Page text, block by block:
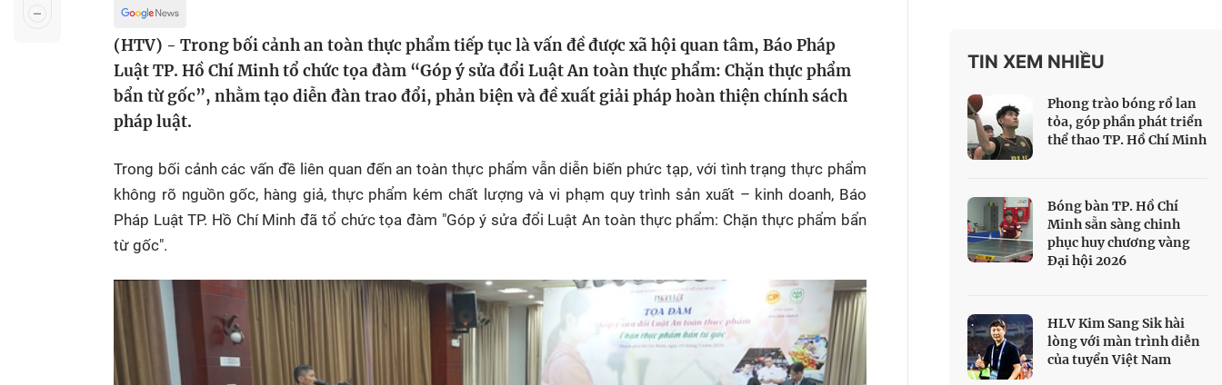
Không gian văn hóa
Hồ Chí Minh
Chuyển đổi số
Thành phố không
ngủ
Mái ấm gia đình
Việt
Các chương trình
khác
Phim truyền hình
Phim tài liệu
Made By Vietnam
Ngày hội HTV
Chung một tấm
lòng
Cuộc đua xe đạp
Cúp Truyền hình
SEA Games 33
(HTV) - Trong bối cảnh an toàn thực phẩm tiếp tục là vấn đề được xã hội quan tâm, Báo Pháp
Luật TP. Hồ Chí Minh tổ chức tọa đàm “Góp ý sửa đổi Luật An toàn thực phẩm: Chặn thực phẩm
bẩn từ gốc”, nhằm tạo diễn đàn trao đổi, phản biện và đề xuất giải pháp hoàn thiện chính sách
pháp luật.
Trong bối cảnh các vấn đề liên quan đến an toàn thực phẩm vẫn diễn biến phức tạp, với tình trạng thực phẩm
không rõ nguồn gốc, hàng giả, thực phẩm kém chất lượng và vi phạm quy trình sản xuất – kinh doanh, Báo
Pháp Luật TP. Hồ Chí Minh đã tổ chức tọa đàm "Góp ý sửa đổi Luật An toàn thực phẩm: Chặn thực phẩm bẩn
từ gốc".
TIN XEM NHIỀU
Phong trào bóng rổ lan
tỏa, góp phần phát triển
thể thao TP. Hồ Chí Minh
Bóng bàn TP. Hồ Chí
Minh sẵn sàng chinh
phục huy chương vàng
Đại hội 2026
HLV Kim Sang Sik hài
lòng với màn trình diễn
của tuyển Việt Nam